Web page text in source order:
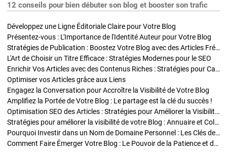
12 conseils pour bien débuter son blog et booster son trafic
Développez une Ligne Éditoriale Claire pour Votre Blog
Présentez-vous : L'Importance de l'Identité Auteur pour Votre Blog
Stratégies de Publication : Boostez Votre Blog avec des Articles Fréquents et Exclusifs
L'Art de Choisir un Titre Efficace : Stratégies Modernes pour le SEO
Enrichir Vos Articles avec des Contenus Riches : Stratégies pour Captiver et Optimiser
Optimiser vos Articles grâce aux Liens
Engagez la Conversation pour Accroître la Visibilité de Votre Blog
Amplifiez la Portée de Votre Blog : Le partage est la clé du succès !
Optimisation SEO des Articles : Stratégies pour Améliorer la Visibilité de Votre Blog
Stratégies pour améliorer la visibilité de votre Blog : Annuaire et Collaborations
Pourquoi Investir dans un Nom de Domaine Personnel : Les Clés de la Réussite de Votre Blog
Comment Faire Émerger Votre Blog : Le Pouvoir de la Patience et de la Persévérance